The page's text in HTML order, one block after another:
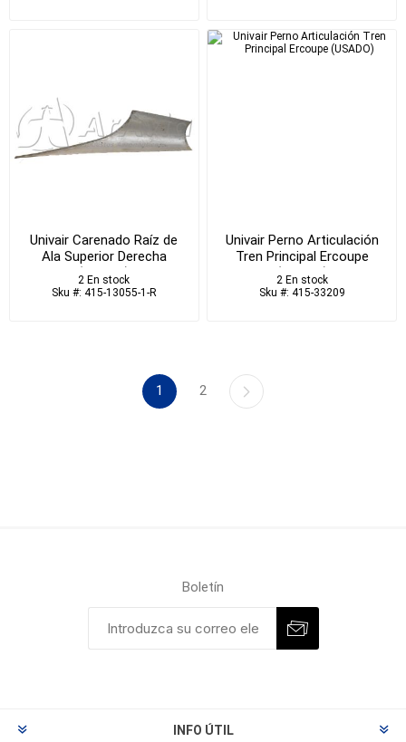
Univair Carenado Raíz de
Ala Superior Derecha
(USADO)
2 En stock
Sku #: 415-13055-1-R
Univair Perno Articulación
Tren Principal Ercoupe
(USADO)
2 En stock
Sku #: 415-33209
1 2
Boletín
INFO ÚTIL